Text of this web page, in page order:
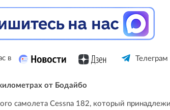
в Телеграм
от Бодайбо
самолета Cessna 182, который